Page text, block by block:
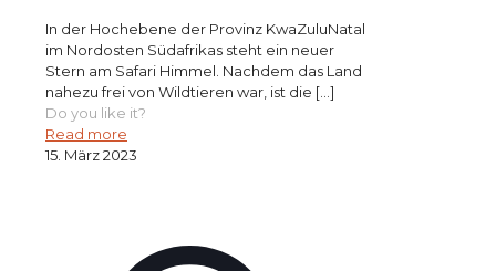
In der Hochebene der Provinz KwaZuluNatal
im Nordosten Südafrikas steht ein neuer
Stern am Safari Himmel. Nachdem das Land
nahezu frei von Wildtieren war, ist die […]
Do you like it?
Read more
15. März 2023